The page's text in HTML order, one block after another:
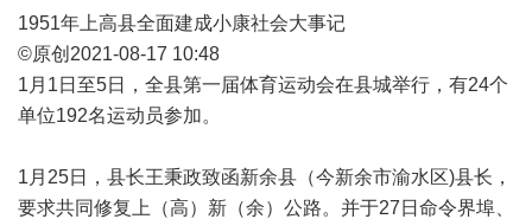
1951年上高县全面建成小康社会大事记
©原创2021-08-17 10:48
1月1日至5日，全县第一届体育运动会在县城举行，有24个
单位192名运动员参加。
1月25日，县长王秉政致函新余县（今新余市渝水区)县长，
要求共同修复上（高）新（余）公路。并于27日命令界埠、